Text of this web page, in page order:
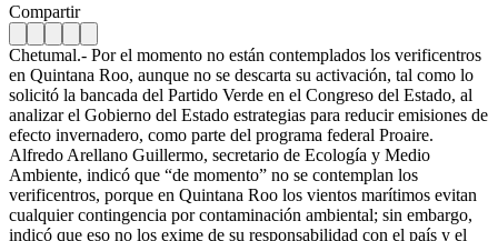
Compartir
Chetumal.- Por el momento no están contemplados los verificentros
en Quintana Roo, aunque no se descarta su activación, tal como lo
solicitó la bancada del Partido Verde en el Congreso del Estado, al
analizar el Gobierno del Estado estrategias para reducir emisiones de
efecto invernadero, como parte del programa federal Proaire.
Alfredo Arellano Guillermo, secretario de Ecología y Medio
Ambiente, indicó que “de momento” no se contemplan los
verificentros, porque en Quintana Roo los vientos marítimos evitan
cualquier contingencia por contaminación ambiental; sin embargo,
indicó que eso no los exime de su responsabilidad con el país y el